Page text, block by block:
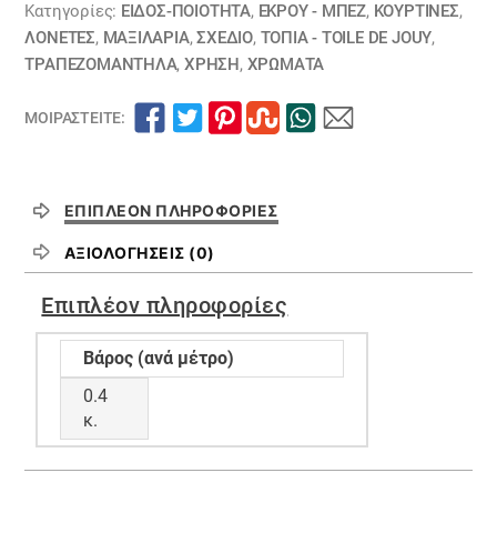
Κατηγορίες: ΕΙΔΟΣ-ΠΟΙΟΤΗΤΑ, ΕΚΡΟΥ - ΜΠΕΖ, ΚΟΥΡΤΊΝΕΣ,
ΛΟΝΈΤΕΣ, ΜΑΞΙΛΆΡΙΑ,ΣΧΕΔΙΟ, ΤΟΠΊΑ - TOILE DE JOUY,
ΤΡΑΠΕΖΟΜΆΝΤΗΛΑ,ΧΡΗΣΗ , ΧΡΏΜΑΤΑ
ΜΟΙΡΑΣΤΕΊΤΕ:
ΕΠΙΠΛΈΟΝ ΠΛΗΡΟΦΟΡΊΕΣ
ΑΞΙΟΛΟΓΉΣΕΙΣ (0)
Επιπλέον πληροφορίες
Βάρος (ανά μέτρο)
0.4
κ.